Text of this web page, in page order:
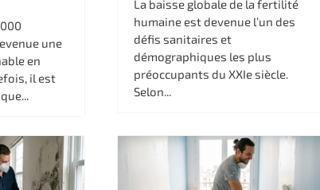
une
en
il est
La baisse globale de la fertilité
humaine est devenue l’un des
défis sanitaires et
démographiques les plus
préoccupants du XXIe siècle.
Selon...